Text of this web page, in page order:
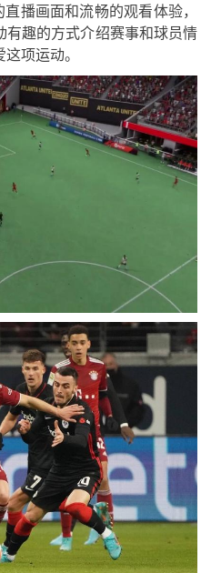
直播画面和流畅的观看体验，
有趣的方式介绍赛事和球员情
项运动。